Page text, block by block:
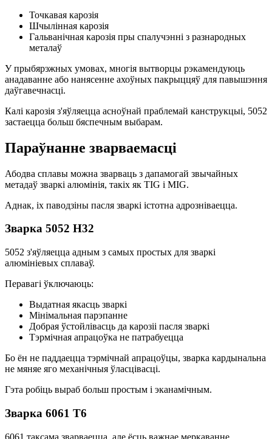
Точкавая карозія
Шчылінная карозія
Гальванічная карозія пры спалучэнні з разнародных
металаў
У прыбярэжных умовах, многія вытворцы рэкамендуюць
анадаванне або нанясенне ахоўных пакрыццяў для павышэння
даўгавечнасці.
Калі карозія з'яўляецца асноўнай праблемай канструкцыі, 5052
застаецца больш бяспечным выбарам.
Параўнанне зварваемасці
Абодва сплавы можна зварваць з дапамогай звычайных
метадаў зваркі алюмінія, такіх як TIG і MIG.
Аднак, іх паводзіны пасля зваркі істотна адрозніваецца.
Зварка 5052 H32
5052 з'яўляецца адным з самых простых для зваркі
алюмініевых сплаваў.
Перавагі ўключаюць:
Выдатная якасць зваркі
Мінімальная парэпанне
Добрая ўстойлівасць да карозіі пасля зваркі
Тэрмічная апрацоўка не патрабуецца
Бо ён не паддаецца тэрмічнай апрацоўцы, зварка кардынальна
не мяняе яго механічныя ўласцівасці.
Гэта робіць выраб больш простым і эканамічным.
Зварка 6061 Т6
6061 таксама зварваецца, але ёсць важнае меркаванне.